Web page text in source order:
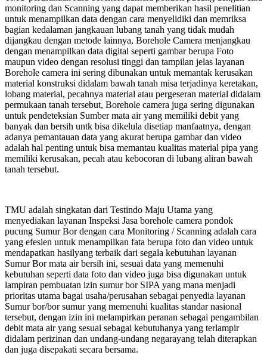
monitoring dan Scanning yang dapat memberikan hasil penelitian
untuk menampilkan data dengan cara menyelidiki dan memriksa
bagian kedalaman jangkauan lubang tanah yang tidak mudah
dijangkau dengan metode lainnya, Borehole Camera menjangkau
dengan menampilkan data digital seperti gambar berupa Foto
maupun video dengan resolusi tinggi dan tampilan jelas layanan
Borehole camera ini sering dibunakan untuk memantak kerusakan
material konstruksi didalam bawah tanah misa terjadinya keretakan,
lobang material, pecahnya material atau pergeseran material didalam
permukaan tanah tersebut, Borehole camera juga sering digunakan
untuk pendeteksian Sumber mata air yang memiliki debit yang
banyak dan bersih untk bisa dikelula disetiap manfaatnya, dengan
adanya pemantauan data yang akurat berupa gambar dan video
adalah hal penting untuk bisa memantau kualitas material pipa yang
memiliki kerusakan, pecah atau kebocoran di lubang aliran bawah
tanah tersebut.
TMU adalah singkatan dari Testindo Maju Utama yang
menyediakan layanan Inspeksi Jasa borehole camera pondok
pucung Sumur Bor dengan cara Monitoring / Scanning adalah cara
yang efesien untuk menampilkan fata berupa foto dan video untuk
mendapatkan hasilyang terbaik dari segala kebutuhan layanan
Sumur Bor mata air bersih ini, sesuai data yang memenuhi
kebutuhan seperti data foto dan video juga bisa digunakan untuk
lampiran pembuatan izin sumur bor SIPA yang mana menjadi
prioritas utama bagai usaha/perusahan sebagai penyedia layanan
Sumur bor/bor sumur yang memenuhi kualitas standar nasional
tersebut, dengan izin ini melampirkan peranan sebagai pengambilan
debit mata air yang sesuai sebagai kebutuhanya yang terlampir
didalam perizinan dan undang-undang negarayang telah diterapkan
dan juga disepakati secara bersama.